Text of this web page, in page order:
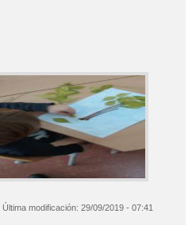
Última modificación:29/09/2019 - 07:41